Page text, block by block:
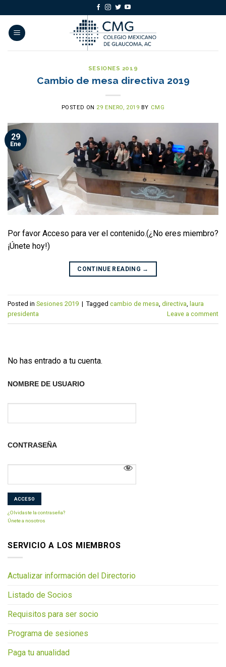
to
content
SESIONES 2019
Cambio de mesa directiva 2019
POSTED ON 29 ENERO, 2019 BY CMG
29
Ene
Por favor Acceso para ver el contenido.(¿No eres miembro?
¡Únete hoy!)
CONTINUE READING →
Posted in Sesiones 2019 | Tagged cambio de mesa directiva
laura
presidenta
Leave a comment
No has entrado a tu cuenta.
NOMBRE DE USUARIO
CONTRASEÑA
¿Olvidaste la contraseña?
Únete a nosotros
SERVICIO A LOS MIEMBROS
Actualizar información del Directorio
Listado de Socios
Requisitos para ser socio
Programa de sesiones
Paga tu anualidad